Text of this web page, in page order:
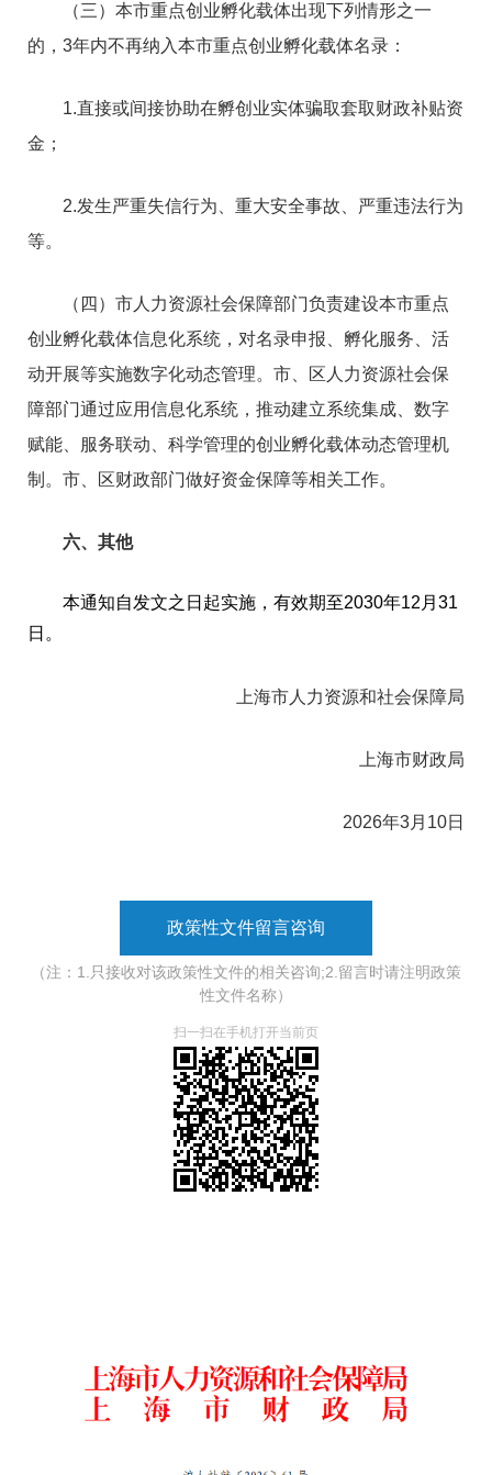
（三）本市重点创业孵化载体出现下列情形之一
的，3年内不再纳入本市重点创业孵化载体名录：
1.直接或间接协助在孵创业实体骗取套取财政补贴资
金；
2.发生严重失信行为、重大安全事故、严重违法行为
等。
（四）市人力资源社会保障部门负责建设本市重点
创业孵化载体信息化系统，对名录申报、孵化服务、活
动开展等实施数字化动态管理。市、区人力资源社会保
障部门通过应用信息化系统，推动建立系统集成、数字
赋能、服务联动、科学管理的创业孵化载体动态管理机
制。市、区财政部门做好资金保障等相关工作。
六、其他
本通知自发文之日起实施，有效期至2030年12月31
日。
上海市人力资源和社会保障局
上海市财政局
2026年3月10日
政策性文件留言咨询
（注：1.只接收对该政策性文件的相关咨询;2.留言时请注明政策
性文件名称）
扫一扫在手机打开当前页